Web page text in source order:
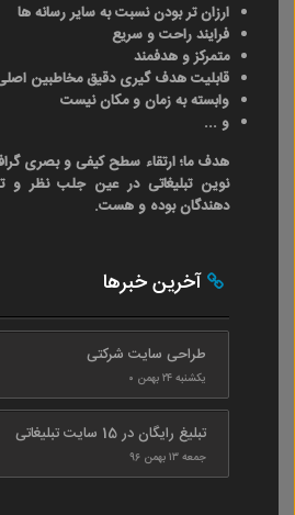
ارزان تر بودن نسبت به سایر رسانه ها
فرایند راحت و سریع
متمرکز و هدفمند
قابلیت هدف گیری دقیق مخاطبین
وابسته به زمان و مکان نیست
و ...
هدف ما؛ ارتقاء سطح کیفی و بصری
نوین تبلیغاتی در عین جلب نظر و
دهندگان بوده و هست.
آخرین خبرها
طراحی سایت شرکتی
یکشنبه ۲۴ بهمن ۰
تبلیغ رایگان در 15 سایت تبلیغاتی
جمعه ۱۳ بهمن ۹۶